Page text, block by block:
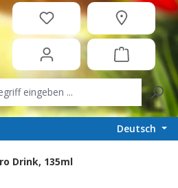
Deutsch
Drink, 135ml